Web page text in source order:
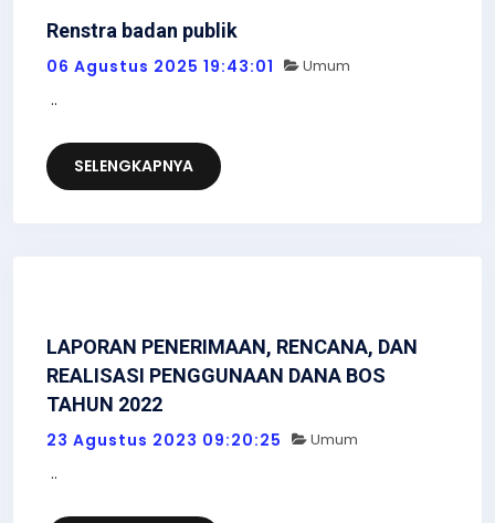
Renstra badan publik
06 Agustus 2025 19:43:01 Umum
..
SELENGKAPNYA
LAPORAN PENERIMAAN, RENCANA, DAN
REALISASI PENGGUNAAN DANA BOS
TAHUN 2022
23 Agustus 2023 09:20:25 Umum
..